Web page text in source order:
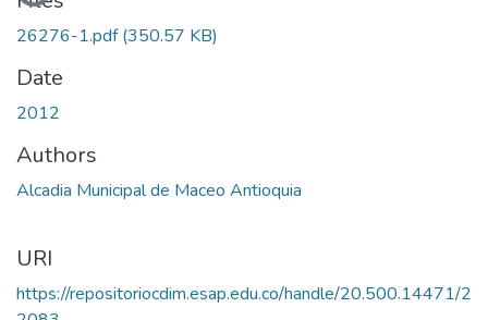
26276-1.pdf(350.57 KB)
Date
2012
Authors
Alcadia Municipal de Maceo Antioquia
URI
https://repositoriocdim.esap.edu.co/handle/20.500.14471/2